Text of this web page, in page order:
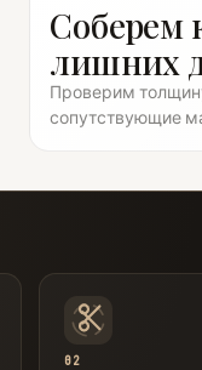
Соберем
лишних
Проверим
сопутствующие
02